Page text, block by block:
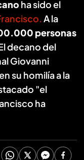
ha sido el
A la
personas
decano del
Giovanni
su homilía a la
"el
ha